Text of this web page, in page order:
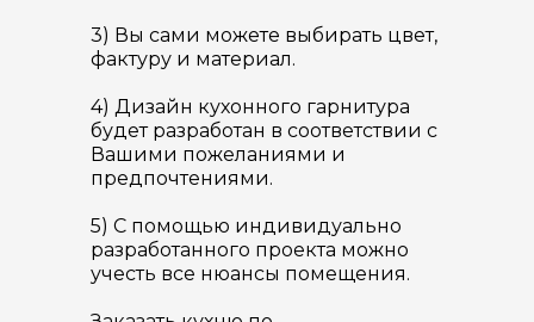
3) Вы сами можете выбирать цвет,
фактуру и материал.
4) Дизайн кухонного гарнитура
будет разработан в соответствии с
Вашими пожеланиями и
предпочтениями.
5) С помощью индивидуально
разработанного проекта можно
учесть все нюансы помещения.